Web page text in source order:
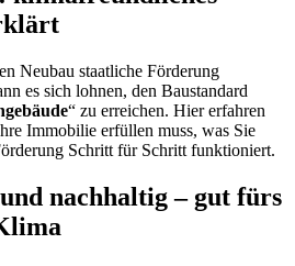
Neubau staatliche Förderung
es sich lohnen, den Bau­standard
“ zu erreichen. Hier erfahren
Immo­bilie erfüllen muss, was Sie
Schritt für Schritt funktioniert.
nachhaltig – gut fürs